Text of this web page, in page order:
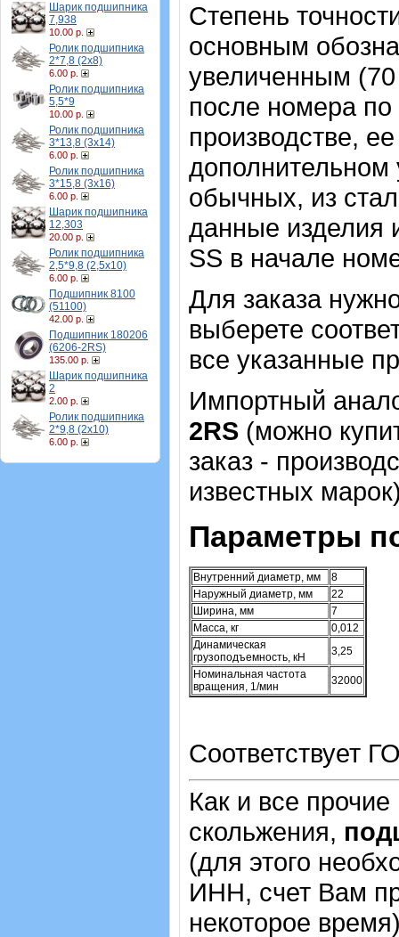
Шарик подшипника
7,938
10.00 р.
Ролик подшипника
2*7,8 (2х8)
6.00 р.
Ролик подшипника
5,5*9
10.00 р.
Ролик подшипника
3*13,8 (3х14)
6.00 р.
Ролик подшипника
3*15,8 (3х16)
6.00 р.
Шарик подшипника
12,303
20.00 р.
Ролик подшипника
2,5*9,8 (2,5х10)
6.00 р.
Подшипник 8100
(51100)
42.00 р.
Подшипник 180206
(6206-2RS)
135.00 р.
Шарик подшипника
2
2.00 р.
Ролик подшипника
2*9,8 (2х10)
6.00 р.
Степень
основным
увеличенным
после номера
производстве,
обычных, из
данные изделия
SS в начале
Для заказа
выберете
все указанные
Импортный
2RS (можно
заказ -
известных
Параметры
Внутренний диаметр, мм
8
Наружный диаметр, мм
22
Ширина, мм
7
Масса, кг
0,012
Динамическая
грузоподъемность, кН
3,25
Номинальная частота
вращения, 1/мин
32000
Соответствует
Как и все
скольжения,
(для этого
ИНН, счет Вам
некоторое